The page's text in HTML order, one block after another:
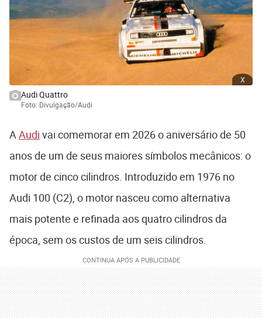
x
Audi Quattro
Foto: Divulgação/Audi
A Audi vai comemorar em 2026 o aniversário de 50
anos de um de seus maiores símbolos mecânicos: o
motor de cinco cilindros. Introduzido em 1976 no
Audi 100 (C2), o motor nasceu como alternativa
mais potente e refinada aos quatro cilindros da
época, sem os custos de um seis cilindros.